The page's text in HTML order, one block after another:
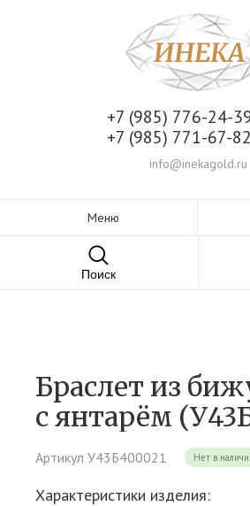
+7 (985) 776-24-
+7 (985) 771-67-82
info@inekagold.ru
Меню
Поиск
Браслет из
c янтарём
Артикул У43Б400021 Нет в
Характеристики изделия: